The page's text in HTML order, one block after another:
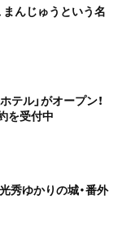
んじゅうという名
テル」がオープン！
を受付中
秀ゆかりの城・番外